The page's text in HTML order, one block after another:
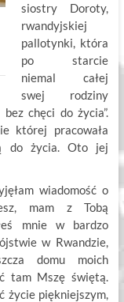
siostry Doroty,
rwandyjskiej
pallotynki, która
po starcie
niemal całej
swej rodziny
chęci do życia”.
której pracowała
do życia. Oto jej
wiadomość o
mam z Tobą
mnie w bardzo
w Rwandzie,
domu moich
tam Mszę świętą.
życie piękniejszym,